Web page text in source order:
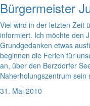
Bürgermeister
Viel wird in der letzten Zeit
informiert. Ich möchte den
Grundgedanken etwas
beginnen die Ferien für
an, über den Berzdorfer
Naherholungszentrum sein
31. Mai 2010